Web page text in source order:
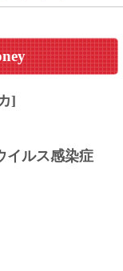
]
イルス感染症